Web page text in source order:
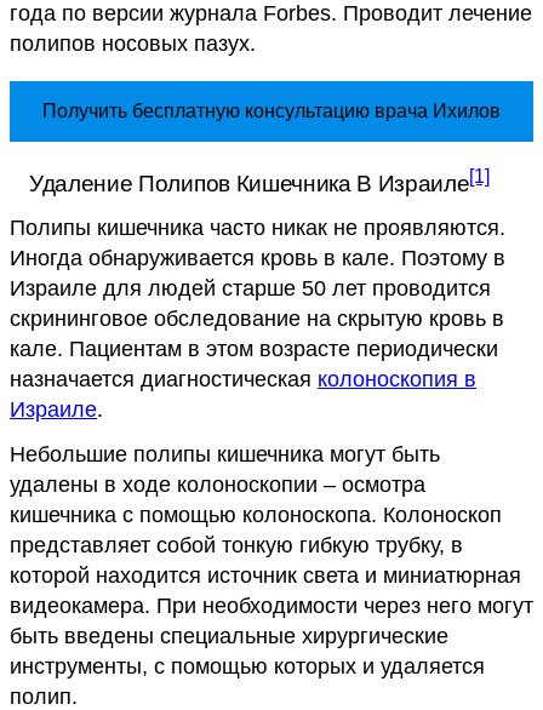
года по версии журнала Forbes. Проводит лечение
полипов носовых пазух.
Получить бесплатную консультацию врача Ихилов
Удаление Полипов Кишечника В Израиле[1]
Полипы кишечника часто никак не проявляются.
Иногда обнаруживается кровь в кале. Поэтому в
Израиле для людей старше 50 лет проводится
скрининговое обследование на скрытую кровь в
кале. Пациентам в этом возрасте периодически
назначается диагностическая колоноскопия в
Израиле.
Небольшие полипы кишечника могут быть
удалены в ходе колоноскопии – осмотра
кишечника с помощью колоноскопа. Колоноскоп
представляет собой тонкую гибкую трубку, в
которой находится источник света и миниатюрная
видеокамера. При необходимости через него могут
быть введены специальные хирургические
инструменты, с помощью которых и удаляется
полип.